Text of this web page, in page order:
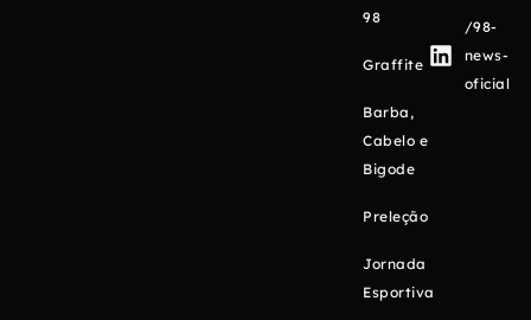
98
Graffite
Barba,
Cabelo e
Bigode
Preleção
Jornada
Esportiva
/98-
news-
oficial